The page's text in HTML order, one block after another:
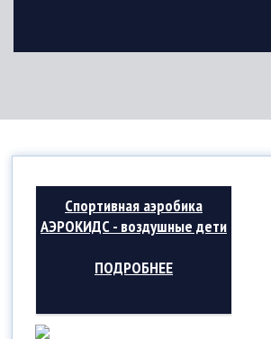
Спортивная аэробика
АЭРОКИДС - воздушные дети
ПОДРОБНЕЕ